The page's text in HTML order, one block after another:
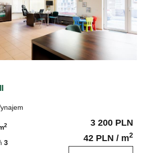
2
3
3 200 PLN
42 PLN / m2